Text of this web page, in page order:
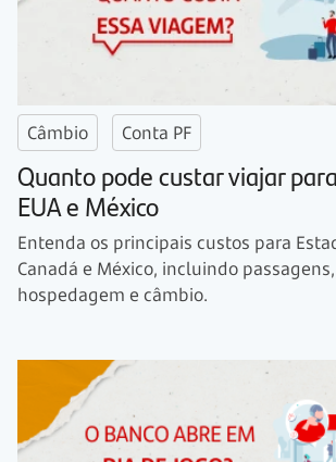
Câmbio Conta PF
Quanto pode custar viajar
EUA e México
Entenda os principais custos para
Canadá e México, incluindo
hospedagem e câmbio.